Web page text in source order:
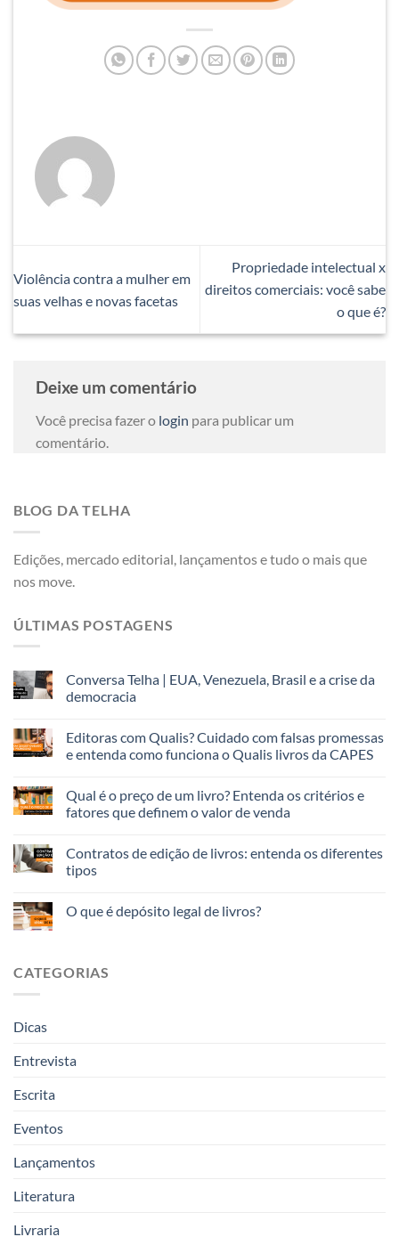
Violência contra a mulher em
suas velhas e novas facetas
Propriedade intelectual x
direitos comerciais: você sabe
o que é?
Deixe um comentário
Você precisa fazer o login para publicar um
comentário.
BLOG DA TELHA
Edições, mercado editorial, lançamentos e tudo o mais que
nos move.
ÚLTIMAS POSTAGENS
Conversa Telha | EUA, Venezuela, Brasil e a crise da
democracia
Editoras com Qualis? Cuidado com falsas promessas
e entenda como funciona o Qualis livros da CAPES
Qual é o preço de um livro? Entenda os critérios e
fatores que definem o valor de venda
Contratos de edição de livros: entenda os diferentes
tipos
O que é depósito legal de livros?
CATEGORIAS
Dicas
Entrevista
Escrita
Eventos
Lançamentos
Literatura
Livraria